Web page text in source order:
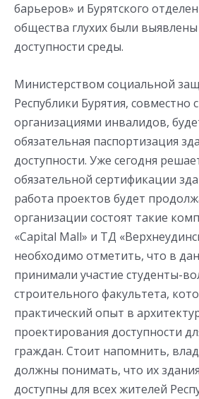
барьеров» и Бурятского
общества глухих были
доступности среды.
Министерством социальной
Республики Бурятия,
организациями инвалидов,
обязательная паспортизация
доступности. Уже сегодня
обязательной сертификации
работа проектов будет
организации состоят такие
«Capital Mall» и ТД
необходимо отметить, что в
принимали участие студенты-
строительного факультета,
практический опыт в
проектирования доступности
граждан. Стоит напомнить,
должны понимать, что их
доступны для всех жителей